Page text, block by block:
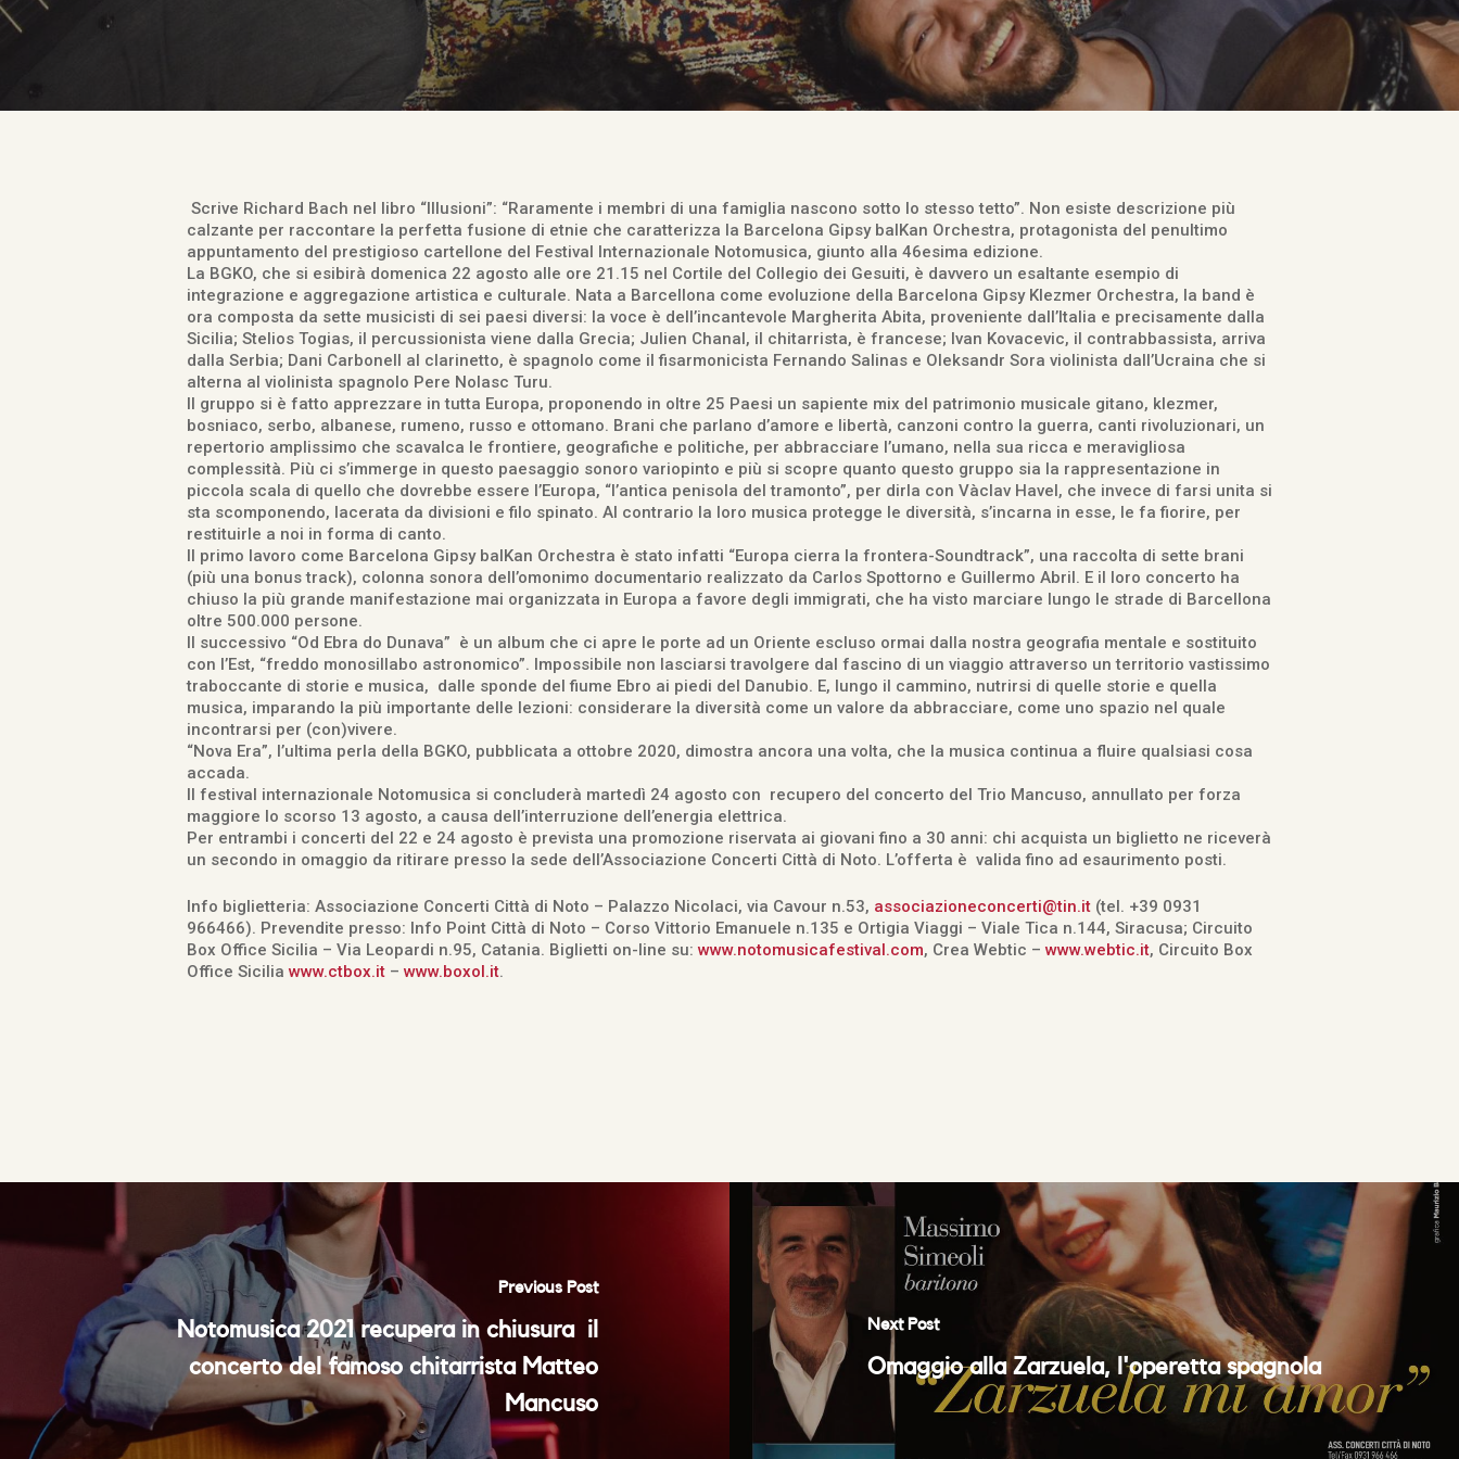
Scrive Richard Bach nel libro “Illusioni”: “Raramente i membri di una famiglia nascono sotto lo stesso tetto”. Non esiste descrizione più
calzante per raccontare la perfetta fusione di etnie che caratterizza la Barcelona Gipsy balKan Orchestra, protagonista del penultimo
appuntamento del prestigioso cartellone del Festival Internazionale Notomusica, giunto alla 46esima edizione.
La BGKO, che si esibirà domenica 22 agosto alle ore 21.15 nel Cortile del Collegio dei Gesuiti, è davvero un esaltante esempio di
integrazione e aggregazione artistica e culturale. Nata a Barcellona come evoluzione della Barcelona Gipsy Klezmer Orchestra, la band è
ora composta da sette musicisti di sei paesi diversi: la voce è dell’incantevole Margherita Abita, proveniente dall’Italia e precisamente dalla
Sicilia; Stelios Togias, il percussionista viene dalla Grecia; Julien Chanal, il chitarrista, è francese; Ivan Kovacevic, il contrabbassista, arriva
dalla Serbia; Dani Carbonell al clarinetto, è spagnolo come il fisarmonicista Fernando Salinas e Oleksandr Sora violinista dall’Ucraina che si
alterna al violinista spagnolo Pere Nolasc Turu.
Il gruppo si è fatto apprezzare in tutta Europa, proponendo in oltre 25 Paesi un sapiente mix del patrimonio musicale gitano, klezmer,
bosniaco, serbo, albanese, rumeno, russo e ottomano. Brani che parlano d’amore e libertà, canzoni contro la guerra, canti rivoluzionari, un
repertorio amplissimo che scavalca le frontiere, geografiche e politiche, per abbracciare l’umano, nella sua ricca e meravigliosa
complessità. Più ci s’immerge in questo paesaggio sonoro variopinto e più si scopre quanto questo gruppo sia la rappresentazione in
piccola scala di quello che dovrebbe essere l’Europa, “l’antica penisola del tramonto”, per dirla con Vàclav Havel, che invece di farsi unita si
sta scomponendo, lacerata da divisioni e filo spinato. Al contrario la loro musica protegge le diversità, s’incarna in esse, le fa fiorire, per
restituirle a noi in forma di canto.
Il primo lavoro come Barcelona Gipsy balKan Orchestra è stato infatti “Europa cierra la frontera-Soundtrack”, una raccolta di sette brani
(più una bonus track), colonna sonora dell’omonimo documentario realizzato da Carlos Spottorno e Guillermo Abril. E il loro concerto ha
chiuso la più grande manifestazione mai organizzata in Europa a favore degli immigrati, che ha visto marciare lungo le strade di Barcellona
oltre 500.000 persone.
Il successivo “Od Ebra do Dunava” è un album che ci apre le porte ad un Oriente escluso ormai dalla nostra geografia mentale e sostituito
con l’Est, “freddo monosillabo astronomico”. Impossibile non lasciarsi travolgere dal fascino di un viaggio attraverso un territorio vastissimo
traboccante di storie e musica, dalle sponde del fiume Ebro ai piedi del Danubio. E, lungo il cammino, nutrirsi di quelle storie e quella
musica, imparando la più importante delle lezioni: considerare la diversità come un valore da abbracciare, come uno spazio nel quale
incontrarsi per (con)vivere.
“Nova Era”, l’ultima perla della BGKO, pubblicata a ottobre 2020, dimostra ancora una volta, che la musica continua a fluire qualsiasi cosa
accada.
Il festival internazionale Notomusica si concluderà martedì 24 agosto con recupero del concerto del Trio Mancuso, annullato per forza
maggiore lo scorso 13 agosto, a causa dell’interruzione dell’energia elettrica.
Per entrambi i concerti del 22 e 24 agosto è prevista una promozione riservata ai giovani fino a 30 anni: chi acquista un biglietto ne riceverà
un secondo in omaggio da ritirare presso la sede dell’Associazione Concerti Città di Noto. L’offerta è valida fino ad esaurimento posti.
Info biglietteria: Associazione Concerti Città di Noto – Palazzo Nicolaci, via Cavour n.53, associazioneconcerti@tin.it (tel. +39 0931
966466). Prevendite presso: Info Point Città di Noto – Corso Vittorio Emanuele n.135 e Ortigia Viaggi – Viale Tica n.144, Siracusa; Circuito
Box Office Sicilia – Via Leopardi n.95, Catania. Biglietti on-line su: www.notomusicafestival.com, Crea Webtic – www.webtic.it, Circuito Box
Office Sicilia www.ctbox.it – www.boxol.it.
Previous Post
Notomusica 2021 recupera in chiusura il
concerto del famoso chitarrista Matteo
Mancuso
Next Post
Omaggio alla Zarzuela, l'operetta spagnola